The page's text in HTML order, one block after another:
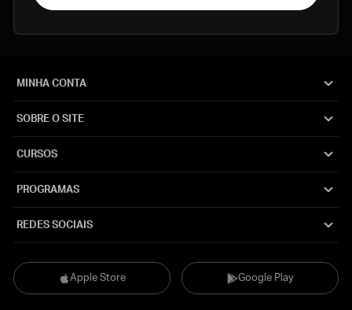
Apple Store Google Play
MINHA CONTA
SOBRE O SITE
CURSOS
PROGRAMAS
REDES SOCIAIS